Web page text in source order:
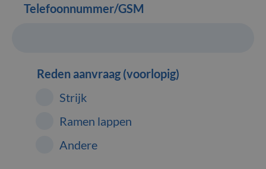
Telefoonnummer/GSM
Reden aanvraag (voorlopig)
Strijk
Ramen lappen
Andere